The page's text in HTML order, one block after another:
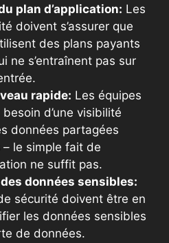
plan d’application: Les
doivent s’assurer que
des plans payants
ne s’entraînent pas sur
rapide: Les équipes
d’une visibilité
données partagées
le simple fait de
ne suffit pas.
données sensibles:
sécurité doivent être en
les données sensibles
de données.